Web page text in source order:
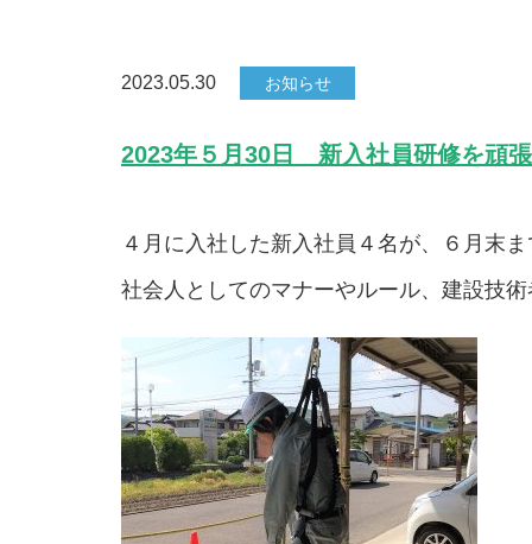
2023.05.30 お知らせ
2023年５月30日 新入社員研修を頑張
４月に入社した新入社員４名が、６月末
社会人としてのマナーやルール、建設技